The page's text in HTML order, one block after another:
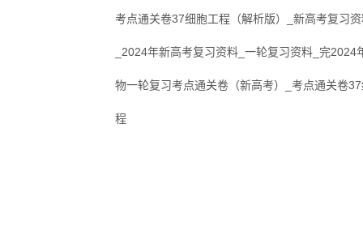
考点通关卷37细胞工程（解析版）_新高考复习
_2024年新高考复习资料_一轮复习资料_完2024
物一轮复习考点通关卷（新高考）_考点通关卷
程